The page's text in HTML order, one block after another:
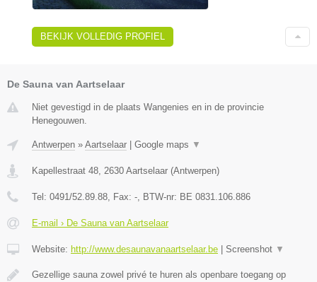
BEKIJK VOLLEDIG PROFIEL
De Sauna van Aartselaar
Niet gevestigd in de plaats Wangenies en in de provincie
Henegouwen.
Antwerpen » Aartselaar Google maps ▼
Kapellestraat 48, 2630 Aartselaar (Antwerpen)
Tel: 0491/52.89.88, Fax: -, BTW-nr: BE 0831.106.886
E-mail › De Sauna van Aartselaar
Website: http://www.desaunavanaartselaar.be Screenshot ▼
Gezellige sauna zowel privé te huren als openbare toegang op